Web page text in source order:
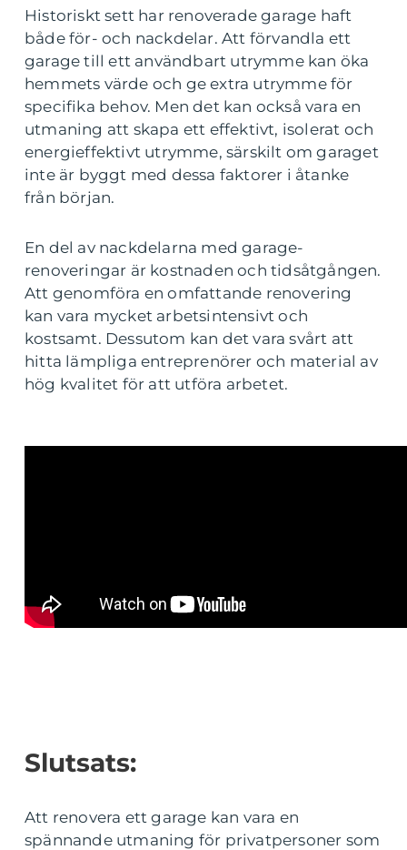
Historiskt sett har renoverade garage haft
både för- och nackdelar. Att förvandla ett
garage till ett användbart utrymme kan öka
hemmets värde och ge extra utrymme för
specifika behov. Men det kan också vara en
utmaning att skapa ett effektivt, isolerat och
energieffektivt utrymme, särskilt om garaget
inte är byggt med dessa faktorer i åtanke
från början.
En del av nackdelarna med garage-
renoveringar är kostnaden och tidsåtgången.
Att genomföra en omfattande renovering
kan vara mycket arbetsintensivt och
kostsamt. Dessutom kan det vara svårt att
hitta lämpliga entreprenörer och material av
hög kvalitet för att utföra arbetet.
Slutsats:
Att renovera ett garage kan vara en
spännande utmaning för privatpersoner som